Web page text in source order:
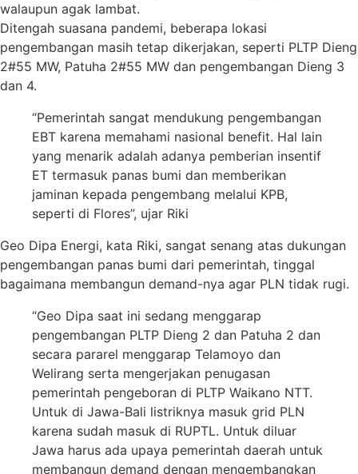
walaupun agak lambat.
Ditengah suasana pandemi, beberapa lokasi
pengembangan masih tetap dikerjakan, seperti PLTP Dieng
2#55 MW, Patuha 2#55 MW dan pengembangan Dieng 3
dan 4.
“Pemerintah sangat mendukung pengembangan
EBT karena memahami nasional benefit. Hal lain
yang menarik adalah adanya pemberian insentif
ET termasuk panas bumi dan memberikan
jaminan kepada pengembang melalui KPB,
seperti di Flores”, ujar Riki
Geo Dipa Energi, kata Riki, sangat senang atas dukungan
pengembangan panas bumi dari pemerintah, tinggal
bagaimana membangun demand-nya agar PLN tidak rugi.
“Geo Dipa saat ini sedang menggarap
pengembangan PLTP Dieng 2 dan Patuha 2 dan
secara pararel menggarap Telamoyo dan
Welirang serta mengerjakan penugasan
pemerintah pengeboran di PLTP Waikano NTT.
Untuk di Jawa-Bali listriknya masuk grid PLN
karena sudah masuk di RUPTL. Untuk diluar
Jawa harus ada upaya pemerintah daerah untuk
membangun demand dengan mengembangkan